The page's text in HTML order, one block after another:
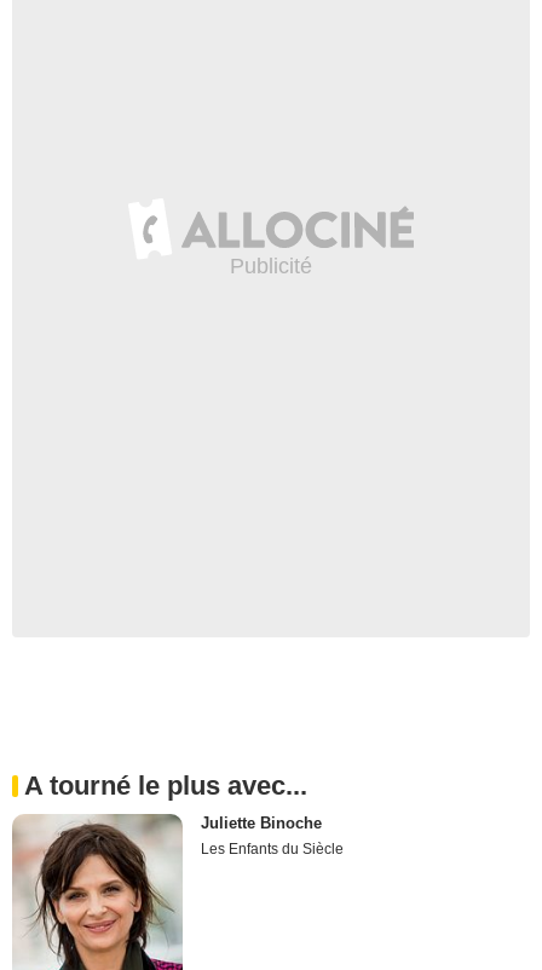
A tourné le plus avec...
Juliette Binoche
Les Enfants du Siècle